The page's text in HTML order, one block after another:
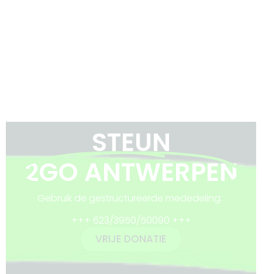
STEUN
2GO ANTWERPEN
Gebruik de gestructureerde mededeling:
+++ 623/3950/50090 +++
VRIJE DONATIE